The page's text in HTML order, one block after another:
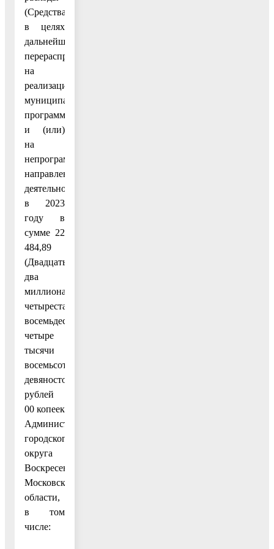
(Средства
в целях
дальнейшего
перераспределения
на
реализацию
муниципальных
программ
и (или)
на
непрограммные
направления
деятельности)
в 2023
году в
сумме 22
484,89
(Двадцать
два
миллиона
четыреста
восемьдесят
четыре
тысячи
восемьсот
девяносто)
рублей
00 копеек
Администрации
городского
округа
Воскресенск
Московской
области,
в том
числе: